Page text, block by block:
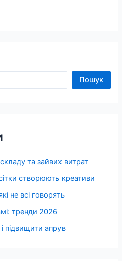
Пошук
та зайвих витрат
створюють креативи
не всі говорять
тренди 2026
і підвищити апрув